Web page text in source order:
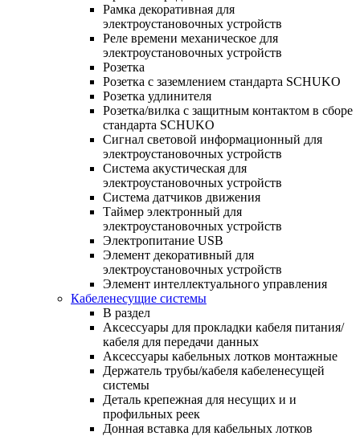
Рамка декоративная для
электроустановочных устройств
Реле времени механическое для
электроустановочных устройств
Розетка
Розетка с заземлением стандарта SCHUKO
Розетка удлинителя
Розетка/вилка с защитным контактом в сборе
стандарта SCHUKO
Сигнал световой информационный для
электроустановочных устройств
Система акустическая для
электроустановочных устройств
Система датчиков движения
Таймер электронный для
электроустановочных устройств
Электропитание USB
Элемент декоративный для
электроустановочных устройств
Элемент интеллектуального управления
Кабеленесущие системы
В раздел
Аксессуары для прокладки кабеля питания/
кабеля для передачи данных
Аксессуары кабельных лотков монтажные
Держатель трубы/кабеля кабеленесущей
системы
Деталь крепежная для несущих и и
профильных реек
Донная вставка для кабельных лотков